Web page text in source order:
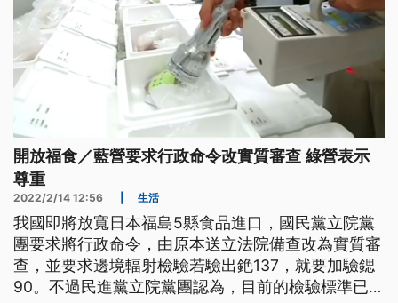
開放福食／藍營要求行政命令改實質審查 綠營表示
尊重
2022/2/14 12:56 生活
我國即將放寬日本福島5縣食品進口，國民黨立院黨
團要求將行政命令，由原本送立法院備查改為實質審
查，並要求邊境輻射檢驗若驗出銫137，就要加驗鍶
90。不過民進黨立院黨團認為，目前的檢驗標準已比